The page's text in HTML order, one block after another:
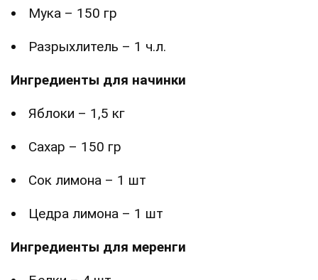
Мука – 150 гр
Разрыхлитель – 1 ч.л.
Ингредиенты для начинки
Яблоки – 1,5 кг
Сахар – 150 гр
Сок лимона – 1 шт
Цедра лимона – 1 шт
Ингредиенты для меренги